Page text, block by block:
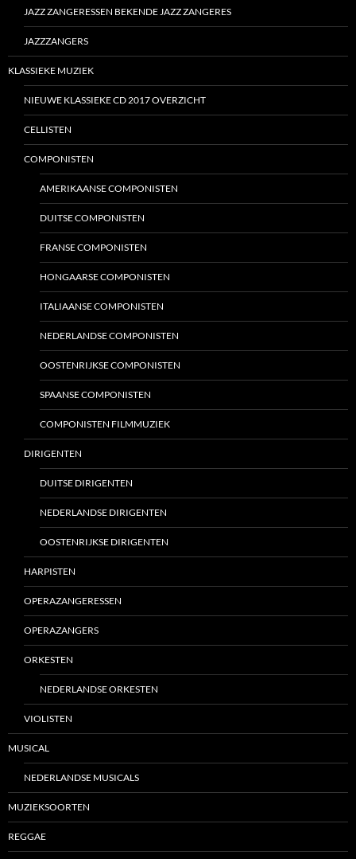
JAZZ ZANGERESSEN BEKENDE JAZZ ZANGERES
JAZZZANGERS
KLASSIEKE MUZIEK
NIEUWE KLASSIEKE CD 2017 OVERZICHT
CELLISTEN
COMPONISTEN
AMERIKAANSE COMPONISTEN
DUITSE COMPONISTEN
FRANSE COMPONISTEN
HONGAARSE COMPONISTEN
ITALIAANSE COMPONISTEN
NEDERLANDSE COMPONISTEN
OOSTENRIJKSE COMPONISTEN
SPAANSE COMPONISTEN
COMPONISTEN FILMMUZIEK
DIRIGENTEN
DUITSE DIRIGENTEN
NEDERLANDSE DIRIGENTEN
OOSTENRIJKSE DIRIGENTEN
HARPISTEN
OPERAZANGERESSEN
OPERAZANGERS
ORKESTEN
NEDERLANDSE ORKESTEN
VIOLISTEN
MUSICAL
NEDERLANDSE MUSICALS
MUZIEKSOORTEN
REGGAE